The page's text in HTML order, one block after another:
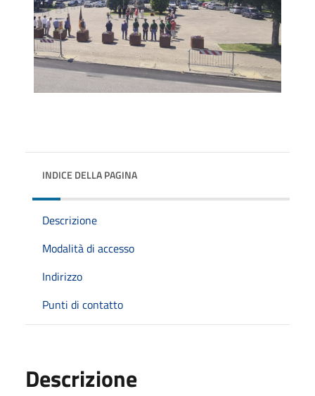
INDICE DELLA PAGINA
Descrizione
Modalità di accesso
Indirizzo
Punti di contatto
Descrizione